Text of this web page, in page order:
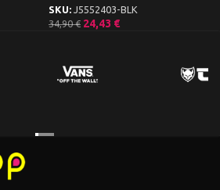
SKU: J5552403-BLK
34,90€ 24,43 €